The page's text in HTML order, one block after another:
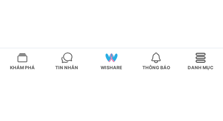
KHÁM PHÁ TIN NHẮN WISHARE THÔNG BÁO DANH MỤC